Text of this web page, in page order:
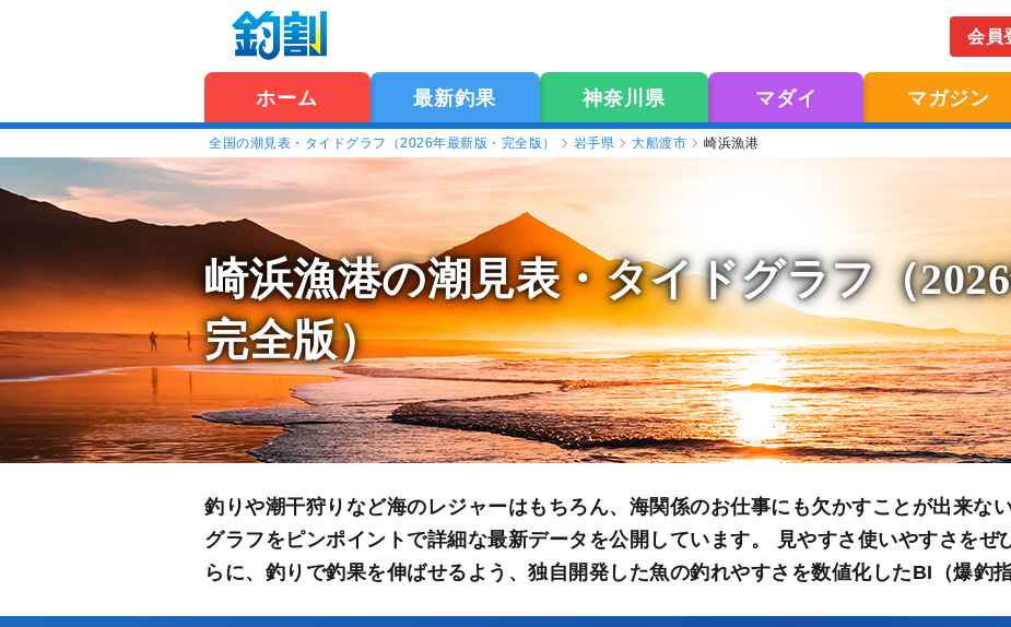
会員
ホーム 最新釣果 神奈川県 マダイ マガジン
全国の潮見表・タイドグラフ（2026年最新版・完全版） 岩手県 大船渡市 崎浜漁港
崎浜漁港の潮見表・タイドグラフ（
完全版）
釣りや潮干狩りなど海のレジャーはもちろん、海関係のお仕事にも欠かすことが出来な
グラフをピンポイントで詳細な最新データを公開しています。 見やすさ使いやすさをぜ
らに、釣りで釣果を伸ばせるよう、独自開発した魚の釣れやすさを数値化したBI（爆釣